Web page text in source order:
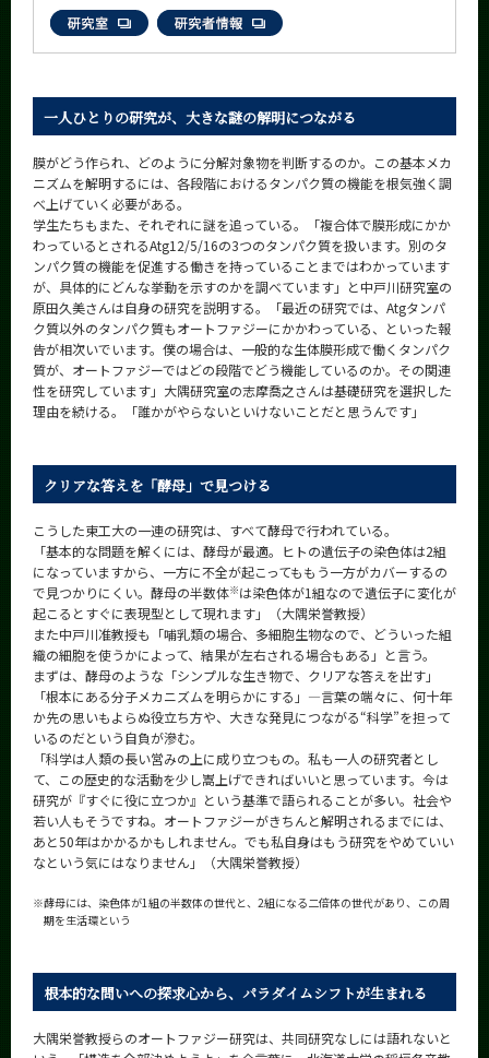
一人ひとりの研究が、大きな謎の解明につながる
膜がどう作られ、どのように分解対象物を判断するのか。この基本メカ
ニズムを解明するには、各段階におけるタンパク質の機能を根気強く調
べ上げていく必要がある。
学生たちもまた、それぞれに謎を追っている。「複合体で膜形成にかか
わっているとされるAtg12/5/16の3つのタンパク質を扱います。別のタ
ンパク質の機能を促進する働きを持っていることまではわかっています
が、具体的にどんな挙動を示すのかを調べています」と中戸川研究室の
原田久美さんは自身の研究を説明する。「最近の研究では、Atgタンパ
ク質以外のタンパク質もオートファジーにかかわっている、といった報
告が相次いでいます。僕の場合は、一般的な生体膜形成で働くタンパク
質が、オートファジーではどの段階でどう機能しているのか。その関連
性を研究しています」大隅研究室の志摩喬之さんは基礎研究を選択した
理由を続ける。「誰かがやらないといけないことだと思うんです」
クリアな答えを「酵母」で見つける
こうした東工大の一連の研究は、すべて酵母で行われている。
「基本的な問題を解くには、酵母が最適。ヒトの遺伝子の染色体は2組
になっていますから、一方に不全が起こってももう一方がカバーするの
で見つかりにくい。酵母の半数体※は染色体が1組なので遺伝子に変化が
起こるとすぐに表現型として現れます」（大隅栄誉教授）
また中戸川准教授も「哺乳類の場合、多細胞生物なので、どういった組
織の細胞を使うかによって、結果が左右される場合もある」と言う。
まずは、酵母のような「シンプルな生き物で、クリアな答えを出す」
「根本にある分子メカニズムを明らかにする」―言葉の端々に、何十年
か先の思いもよらぬ役立ち方や、大きな発見につながる“科学”を担って
いるのだという自負が滲む。
「科学は人類の長い営みの上に成り立つもの。私も一人の研究者とし
て、この歴史的な活動を少し嵩上げできればいいと思っています。今は
研究が『すぐに役に立つか』という基準で語られることが多い。社会や
若い人もそうですね。オートファジーがきちんと解明されるまでには、
あと50年はかかるかもしれません。でも私自身はもう研究をやめていい
なという気にはなりません」（大隅栄誉教授）
※酵母には、染色体が1組の半数体の世代と、2組になる二倍体の世代があり、この周
期を生活環という
根本的な問いへの探求心から、パラダイムシフトが生まれる
大隅栄誉教授らのオートファジー研究は、共同研究なしには語れないと